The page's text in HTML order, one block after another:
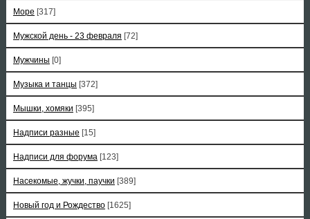
Море [317]
Мужской день - 23 февраля [72]
Мужчины [0]
Музыка и танцы [372]
Мышки, хомяки [395]
Надписи разные [15]
Надписи для форума [123]
Насекомые, жучки, паучки [389]
Новый год и Рождество [1625]